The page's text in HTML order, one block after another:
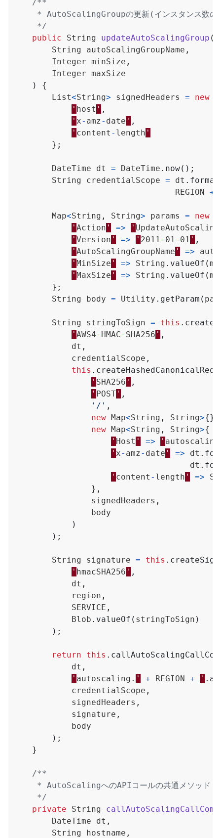
     */
public
String updateAutoScalingGroup (
String
autoScalingGroupName ,
Integer minSize ,
Integer maxSize
)
{
List<String> signedHeaders = new
' host ' ,
' x- amz- date ' ,
' content - length '
};
DateTime dt = DateTime . now();
String
credentialScope = dt .
REGION +
Map<String , String> params = new
' Action ' => '
' Version ' => ' 2011 - 01 - 01 ' ,
' AutoScalingGroupName ' =>
' MinSize ' => String . valueOf (
' MaxSize ' => String . valueOf (
};
String
body = Utility . getParam (
String stringToSign = this .
' AWS4- HMAC- SHA256 ' ,
dt ,
credentialScope ,
this .
' SHA256 ' ,
' POST ' ,
'/' ,
new Map<String , String>{},
new Map<String , String>{
' Host ' => ' autoscaling
' x- amz- date ' => dt .
dt .
' content - length ' =>
},
signedHeaders ,
body
)
);
String signature = this .
' hmacSHA256 ' ,
dt ,
region ,
SERVICE ,
Blob . valueOf ( stringToSign )
);
return this .
dt ,
' autoscaling . ' + REGION + ' .
credentialScope ,
signedHeaders ,
signature ,
body
);
}
     */
private
String
DateTime
dt ,
String
hostname ,